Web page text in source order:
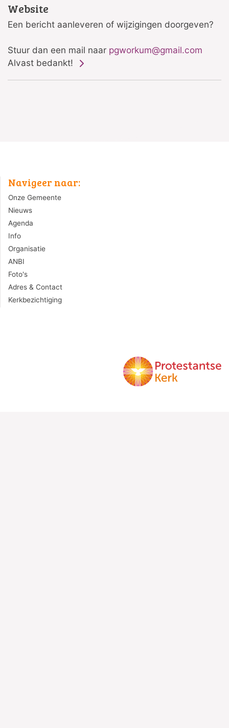
Website
Een bericht aanleveren of wijzigingen doorgeven?
Stuur dan een mail naar pgworkum@gmail.com
Alvast bedankt!
Navigeer naar:
Onze Gemeente
Nieuws
Agenda
Info
Organisatie
ANBI
Foto's
Adres & Contact
Kerkbezichtiging